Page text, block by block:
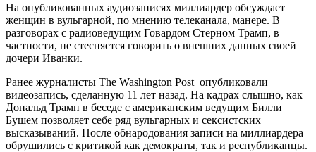
На опубликованных аудиозаписях миллиардер обсуждает
женщин в вульгарной, по мнению телеканала, манере. В
разговорах с радиоведущим Говардом Стерном Трамп, в
частности, не стесняется говорить о внешних данных своей
дочери Иванки.
Ранее журналисты The Washington Post опубликовали
видеозапись, сделанную 11 лет назад. На кадрах слышно, как
Дональд Трамп в беседе с американским ведущим Билли
Бушем позволяет себе ряд вульгарных и сексистских
высказываний. После обнародования записи на миллиардера
обрушились с критикой как демократы, так и республиканцы.